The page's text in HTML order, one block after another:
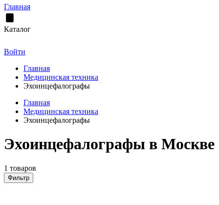
Главная
Каталог
Войти
Главная
Медицинская техника
Эхоинцефалографы
Главная
Медицинская техника
Эхоинцефалографы
Эхоинцефалографы в Москве
1 товаров
Фильтр